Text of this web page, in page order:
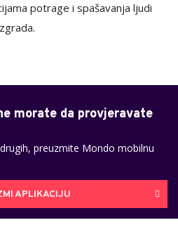
potrage i spašavanja ljudi
morate da provjeravate
preuzmite Mondo mobilnu
APLIKACIJU